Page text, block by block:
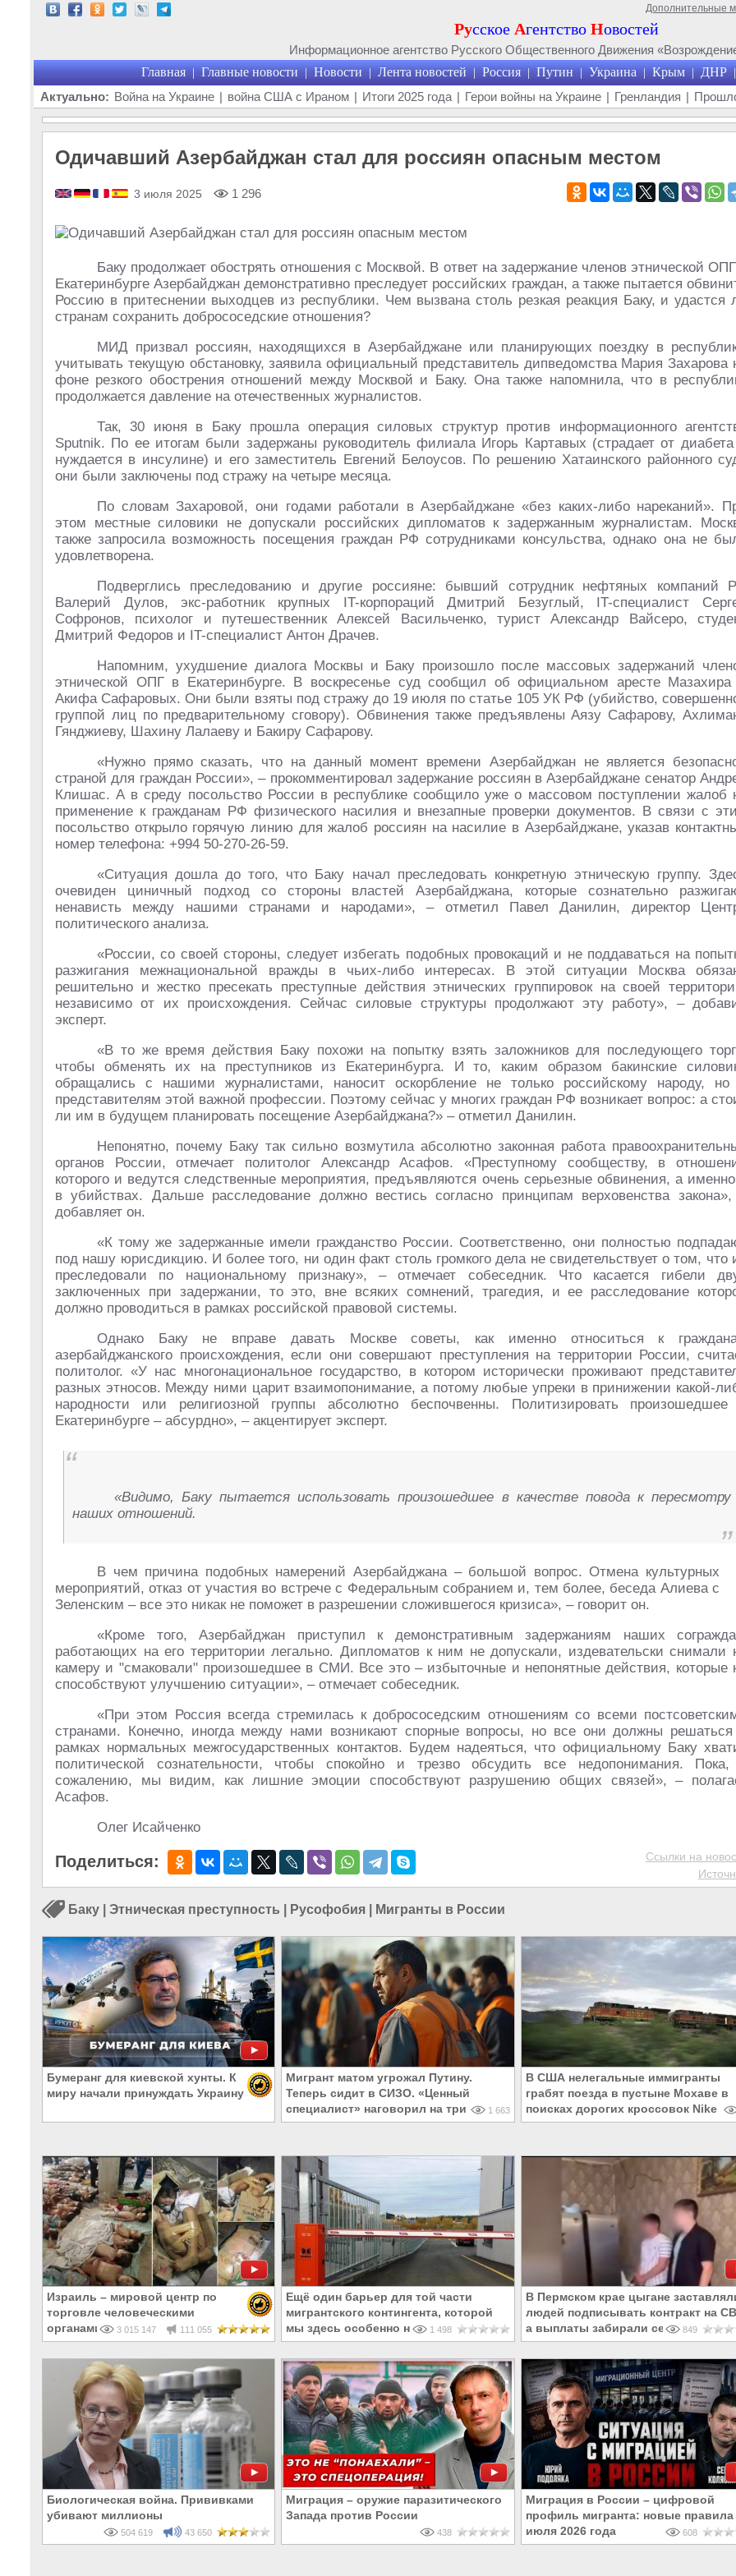
Дополнительные
Русское Агентство Новостей
Информационное агентство Русского Общественного Движения
Главная | Главные новости | Новости | Лента новостей | Россия | Путин | Украина | Крым | ДНР |
Актуально: Война на Украине | война США с Ираном | Итоги 2025 года | Герои войны на Украине | Гренландия |
Одичавший Азербайджан стал для россиян опасным местом
3 июля 2025 1 296
Баку продолжает обострять отношения с Москвой. В ответ на задержание членов этнической
Екатеринбурге Азербайджан демонстративно преследует российских граждан, а также пытается
Россию в притеснении выходцев из республики. Чем вызвана столь резкая реакция Баку, и удастся
странам сохранить добрососедские отношения?
МИД призвал россиян, находящихся в Азербайджане или планирующих поездку в
учитывать текущую обстановку, заявила официальный представитель дипведомства Мария Захарова
фоне резкого обострения отношений между Москвой и Баку. Она также напомнила, что в
продолжается давление на отечественных журналистов.
Так, 30 июня в Баку прошла операция силовых структур против информационного
Sputnik. По ее итогам были задержаны руководитель филиала Игорь Картавых (страдает от
нуждается в инсулине) и его заместитель Евгений Белоусов. По решению Хатаинского районного
они были заключены под стражу на четыре месяца.
По словам Захаровой, они годами работали в Азербайджане «без каких-либо нареканий».
этом местные силовики не допускали российских дипломатов к задержанным журналистам.
также запросила возможность посещения граждан РФ сотрудниками консульства, однако она не
удовлетворена.
Подверглись преследованию и другие россияне: бывший сотрудник нефтяных компаний
Валерий Дулов, экс-работник крупных IT-корпораций Дмитрий Безуглый, IT-специалист
Софронов, психолог и путешественник Алексей Васильченко, турист Александр Вайсеро,
Дмитрий Федоров и IT-специалист Антон Драчев.
Напомним, ухудшение диалога Москвы и Баку произошло после массовых задержаний
этнической ОПГ в Екатеринбурге. В воскресенье суд сообщил об официальном аресте
Акифа Сафаровых. Они были взяты под стражу до 19 июля по статье 105 УК РФ (убийство,
группой лиц по предварительному сговору). Обвинения также предъявлены Аязу Сафарову,
Гянджиеву, Шахину Лалаеву и Бакиру Сафарову.
«Нужно прямо сказать, что на данный момент времени Азербайджан не является
страной для граждан России», – прокомментировал задержание россиян в Азербайджане сенатор
Клишас. А в среду посольство России в республике сообщило уже о массовом поступлении жалоб
применение к гражданам РФ физического насилия и внезапные проверки документов. В связи с
посольство открыло горячую линию для жалоб россиян на насилие в Азербайджане, указав
номер телефона: +994 50-270-26-59.
«Ситуация дошла до того, что Баку начал преследовать конкретную этническую группу.
очевиден циничный подход со стороны властей Азербайджана, которые сознательно
ненависть между нашими странами и народами», – отметил Павел Данилин, директор
политического анализа.
«России, со своей стороны, следует избегать подобных провокаций и не поддаваться на
разжигания межнациональной вражды в чьих-либо интересах. В этой ситуации Москва
решительно и жестко пресекать преступные действия этнических группировок на своей
независимо от их происхождения. Сейчас силовые структуры продолжают эту работу», –
эксперт.
«В то же время действия Баку похожи на попытку взять заложников для последующего
чтобы обменять их на преступников из Екатеринбурга. И то, каким образом бакинские
обращались с нашими журналистами, наносит оскорбление не только российскому народу,
представителям этой важной профессии. Поэтому сейчас у многих граждан РФ возникает вопрос: а
ли им в будущем планировать посещение Азербайджана?» – отметил Данилин.
Непонятно, почему Баку так сильно возмутила абсолютно законная работа
органов России, отмечает политолог Александр Асафов. «Преступному сообществу, в
которого и ведутся следственные мероприятия, предъявляются очень серьезные обвинения, а
в убийствах. Дальше расследование должно вестись согласно принципам верховенства
добавляет он.
«К тому же задержанные имели гражданство России. Соответственно, они полностью
под нашу юрисдикцию. И более того, ни один факт столь громкого дела не свидетельствует о том, что
преследовали по национальному признаку», – отмечает собеседник. Что касается гибели
заключенных при задержании, то это, вне всяких сомнений, трагедия, и ее расследование
должно проводиться в рамках российской правовой системы.
Однако Баку не вправе давать Москве советы, как именно относиться к
азербайджанского происхождения, если они совершают преступления на территории России,
политолог. «У нас многонациональное государство, в котором исторически проживают
разных этносов. Между ними царит взаимопонимание, а потому любые упреки в принижении какой-
народности или религиозной группы абсолютно беспочвенны. Политизировать
Екатеринбурге – абсурдно», – акцентирует эксперт.
«Видимо, Баку пытается использовать произошедшее в качестве повода к пересмотру
наших отношений.
В чем причина подобных намерений Азербайджана – большой вопрос. Отмена культурных
мероприятий, отказ от участия во встрече с Федеральным собранием и, тем более, беседа Алиева с
Зеленским – все это никак не поможет в разрешении сложившегося кризиса», – говорит он.
«Кроме того, Азербайджан приступил к демонстративным задержаниям наших
работающих на его территории легально. Дипломатов к ним не допускали, издевательски снимали
камеру и "смаковали" произошедшее в СМИ. Все это – избыточные и непонятные действия, которые
способствуют улучшению ситуации», – отмечает собеседник.
«При этом Россия всегда стремилась к добрососедским отношениям со всеми
странами. Конечно, иногда между нами возникают спорные вопросы, но все они должны
рамках нормальных межгосударственных контактов. Будем надеяться, что официальному Баку
политической сознательности, чтобы спокойно и трезво обсудить все недопонимания.
сожалению, мы видим, как лишние эмоции способствуют разрушению общих связей», –
Асафов.
Олег Исайченко
Поделиться:
Ссылки на
Баку Этническая преступность Русофобия Мигранты в России
Бумеранг для киевской хунты. К
миру начали принуждать Украину
Мигрант матом угрожал Путину.
Теперь сидит в СИЗО. «Ценный
специалист» наговорил на три статьи
1 663
В США нелегальные иммигранты
грабят поезда в пустыне Мохаве в
поисках дорогих кроссовок Nike
Израиль – мировой центр по
торговле человеческими
органами
3 015 147 111 055
Ещё один барьер для той части
мигрантского контингента, которой
мы здесь особенно не рады
1 498
В Пермском крае цыгане
людей подписывать контракт на
а выплаты забирали себе 849
Биологическая война. Прививками
убивают миллионы
504 619 43 650
Миграция – оружие паразитического
Запада против России
438
Миграция в России – цифровой
профиль мигранта: новые правила
июля 2026 года
608